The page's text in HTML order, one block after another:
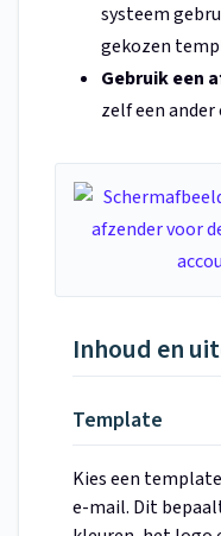
systeem
gekozen
Gebruik een
zelf een
Inhoud en
Template
Kies een
e-mail. Dit